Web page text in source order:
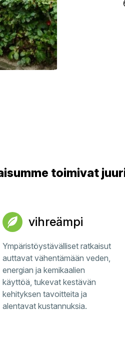
toimivat
vihreämpi
Ympäristöystävälliset ratkaisut
auttavat vähentämään veden,
energian ja kemikaalien
käyttöä, tukevat kestävän
kehityksen tavoitteita ja
alentavat kustannuksia.